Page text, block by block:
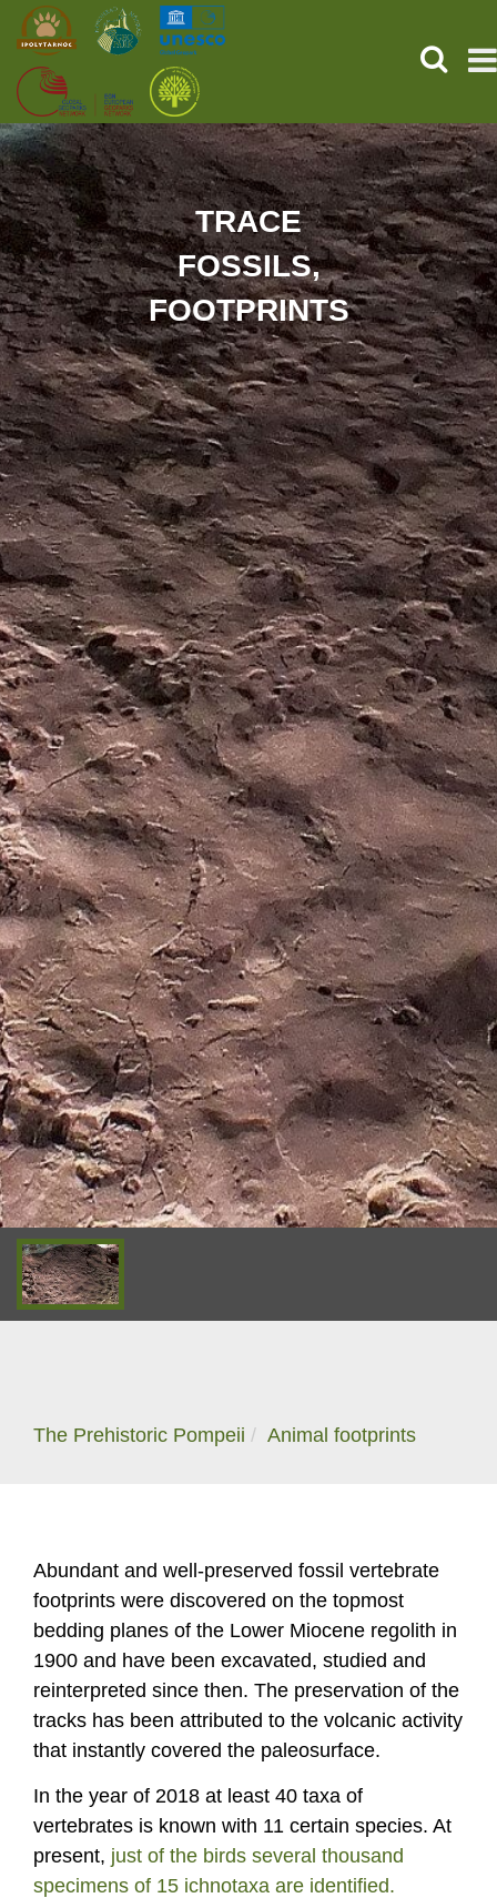
HOME
THE PREHISTORIC POMPEII
SERVICES
PROGRAMS (HU)
NEWS
ABOUT US
GET YOUR TICKET NOW!
SEARCH
TRACE
FOSSILS,
FOOTPRINTS
The Prehistoric Pompeii Animal footprints
Abundant and well-preserved fossil vertebrate
footprints were discovered on the topmost
bedding planes of the Lower Miocene regolith in
1900 and have been excavated, studied and
reinterpreted since then. The preservation of the
tracks has been attributed to the volcanic activity
that instantly covered the paleosurface.
In the year of 2018 at least 40 taxa of
vertebrates is known with 11 certain species. At
present, just of the birds several thousand
specimens of 15 ichnotaxa are identified.